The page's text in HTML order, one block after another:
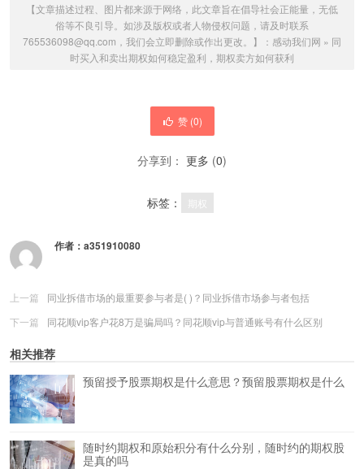
【文章描述过程、图片都来源于网络，此文章旨在倡导社会正能量，无低
俗等不良引导。如涉及版权或者人物侵权问题，请及时联系
765536098@qq.com，我们会立即删除或作出更改。】： 感动我们网 » 同
时买入和卖出期权如何稳定盈利，期权卖方如何获利
赞 (0)
分享到： 更多 (0)
标签： 期权
作者： a351910080
上一篇
同业拆借市场的最重要参与者是( )？同业拆借市场参与者包括
下一篇
同花顺vip客户花8万是骗局吗？同花顺vip与普通账号有什么区别
相关推荐
预留授予股票期权是什么意思？预留股票期权是什么
随时约期权和原始积分有什么分别，随时约的期权股
是真的吗